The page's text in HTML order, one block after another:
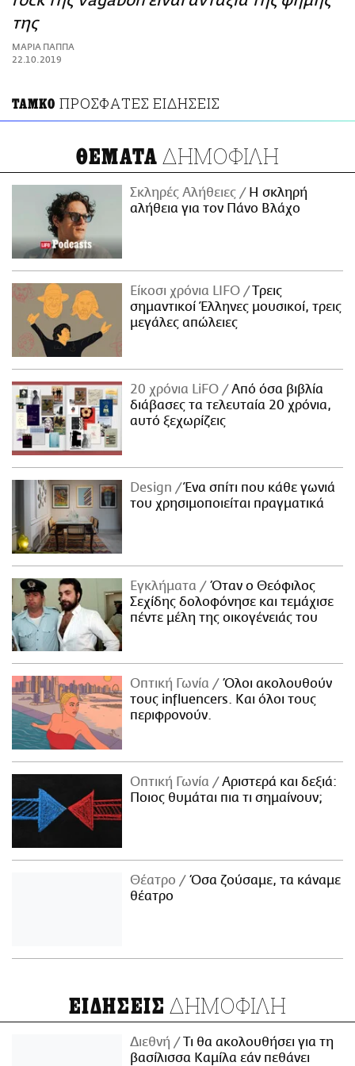
ΑΜΠΑ
PRINT
της
ΜΑΡΙΑ ΠΑΠΠΑ
22.10.2019
TAMKO ΠΡΟΣΦΑΤΕΣ ΕΙΔΗΣΕΙΣ
ΘΕΜΑΤΑ ΔΗΜΟΦΙΛΗ
Σκληρές Αλήθειες
H σκληρή
αλήθεια για τον Πάνο Βλάχο
Είκοσι χρόνια LIFO
Tρεις
σημαντικοί Έλληνες μουσικοί, τρεις
μεγάλες απώλειες
20 χρόνια LiFO
Από όσα βιβλία
διάβασες τα τελευταία 20 χρόνια,
αυτό ξεχωρίζεις
Design
Ένα σπίτι που κάθε γωνιά
του χρησιμοποιείται πραγματικά
Εγκλήματα
Όταν ο Θεόφιλος
Σεχίδης δολοφόνησε και τεμάχισε
πέντε μέλη της οικογένειάς του
Οπτική Γωνία
Όλοι ακολουθούν
τους influencers. Και όλοι τους
περιφρονούν.
Οπτική Γωνία
Αριστερά και δεξιά:
Ποιος θυμάται πια τι σημαίνουν;
Θέατρο
Όσα ζούσαμε, τα κάναμε
θέατρο
ΕΙΔΗΣΕΙΣ ΔΗΜΟΦΙΛΗ
Διεθνή
Τι θα ακολουθήσει για τη
βασίλισσα Καμίλα εάν πεθάνει